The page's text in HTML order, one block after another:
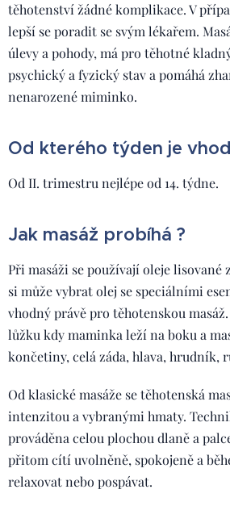
těhotenství žádné komplikace. V
lepší se poradit se svým lékařem.
úlevy a pohody, má pro těhotné
psychický a fyzický stav a pomáhá
nenarozené miminko.
Od kterého týden je
Od II. trimestru nejlépe od 14. týdne.
Jak masáž probíhá ?
Při masáži se používají oleje lisované
si může vybrat olej se speciálními
vhodný právě pro těhotenskou
lůžku kdy maminka leží na boku a
končetiny, celá záda, hlava, hrudník,
Od klasické masáže se těhotenská
intenzitou a vybranými hmaty.
prováděna celou plochou dlaně a
přitom cítí uvolněně, spokojeně a
relaxovat nebo pospávat.